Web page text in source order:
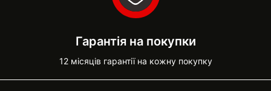
Гарантія на покупки
12 місяців гарантії на кожну покупку